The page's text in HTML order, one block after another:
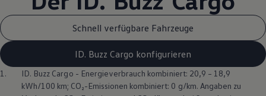
Schnell verfügbare Fahrzeuge
ID. Buzz Cargo konfigurieren
1. ID. Buzz Cargo - Energieverbrauch kombiniert: 20,9 – 18,9
kWh/100 km; CO₂-Emissionen kombiniert: 0 g/km. Angaben zu